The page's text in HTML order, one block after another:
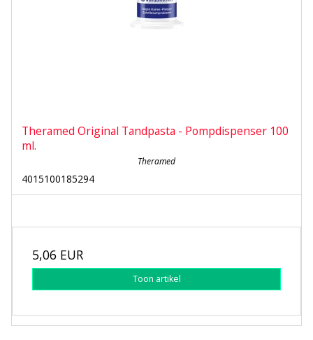
Theramed Original Tandpasta - Pompdispenser 100
ml.
Theramed
4015100185294
5,06 EUR
Toon artikel